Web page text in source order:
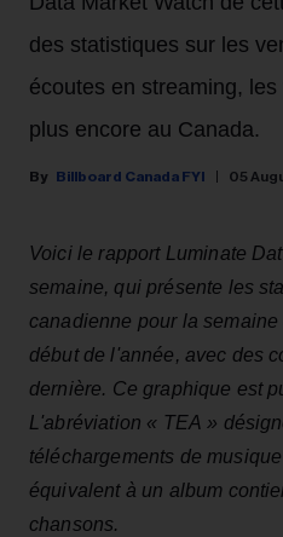
des statistiques sur les
écoutes en streaming,
plus encore au Canada.
Billboard Canada FYI 05
Voici le rapport Luminate
semaine, qui présente les
canadienne pour la
début de l'année, avec des
dernière. Ce graphique est
L'abréviation « TEA »
téléchargements de
équivalent à un album
chansons.